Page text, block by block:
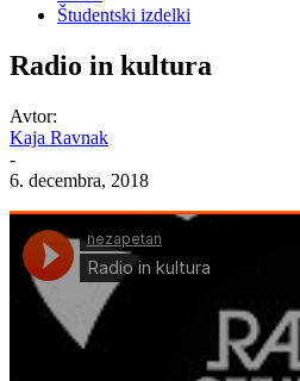
Študentski izdelki
Radio in kultura
Avtor:
Kaja Ravnak
-
6. decembra, 2018